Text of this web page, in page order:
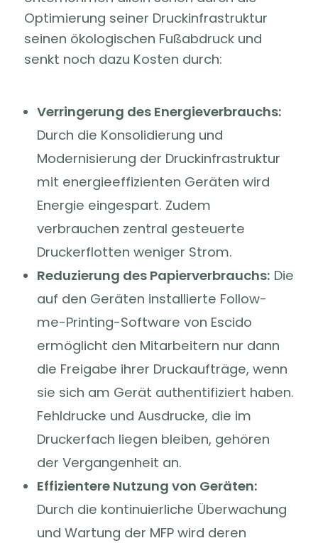
Optimierung seiner Druckinfrastruktur
seinen ökologischen Fußabdruck und
senkt noch dazu Kosten durch:
Verringerung des Energieverbrauchs:
Durch die Konsolidierung und
Modernisierung der Druckinfrastruktur
mit energieeffizienten Geräten wird
Energie eingespart. Zudem
verbrauchen zentral gesteuerte
Druckerflotten weniger Strom.
Reduzierung des Papierverbrauchs: Die
auf den Geräten installierte Follow-
me-Printing-Software von Escido
ermöglicht den Mitarbeitern nur dann
die Freigabe ihrer Druckaufträge, wenn
sie sich am Gerät authentifiziert haben.
Fehldrucke und Ausdrucke, die im
Druckerfach liegen bleiben, gehören
der Vergangenheit an.
Effizientere Nutzung von Geräten:
Durch die kontinuierliche Überwachung
und Wartung der MFP wird deren